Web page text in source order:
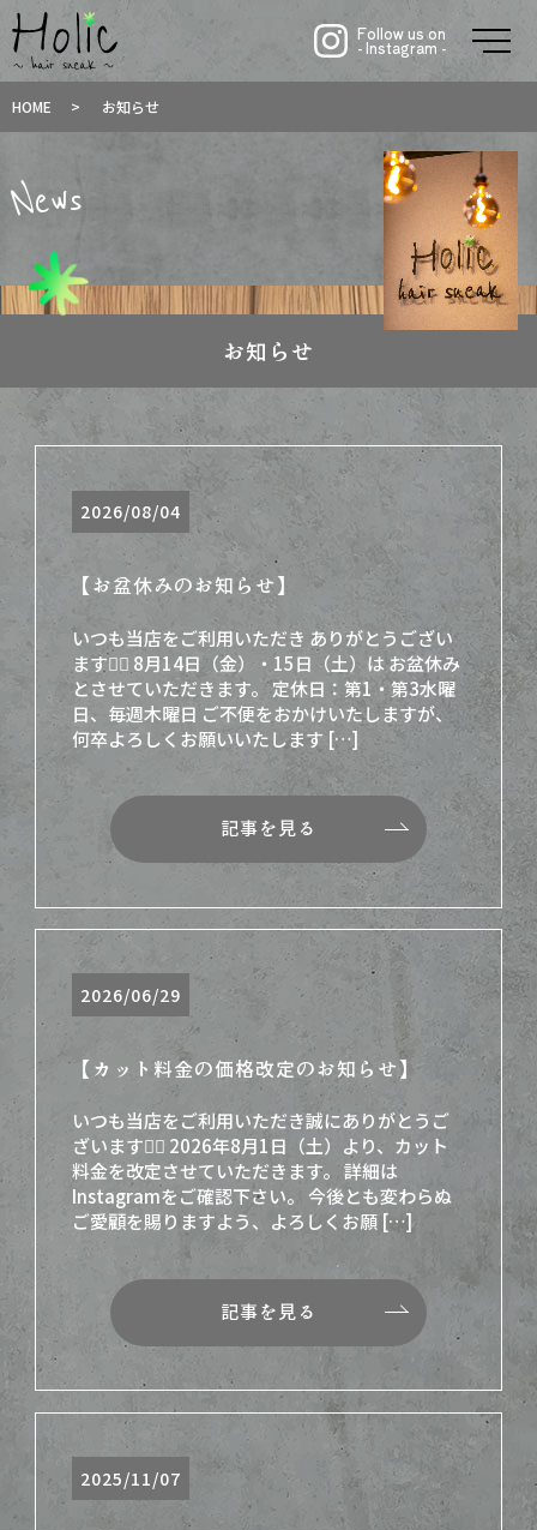
Follow us on
- Instagram - メ
HOME お知らせ
News
お知らせ
2026/08/04
【お盆休みのお知らせ】
いつも当店をご利用いただき ありがとうござい
ます🙇‍♀️ 8月14日（金）・15日（土）は お盆休み
とさせていただきます。 定休日：第1・第3水曜
日、毎週木曜日 ご不便をおかけいたしますが、
何卒よろしくお願いいたします […]
記事を見る
2026/06/29
【カット料金の価格改定のお知らせ】
いつも当店をご利用いただき誠にありがとうご
ざいます🙇‍♀️ 2026年8月1日（土）より、カット
料金を改定させていただきます。 詳細は
Instagramをご確認下さい。 今後とも変わらぬ
ご愛顧を賜りますよう、よろしくお願 […]
記事を見る
2025/11/07